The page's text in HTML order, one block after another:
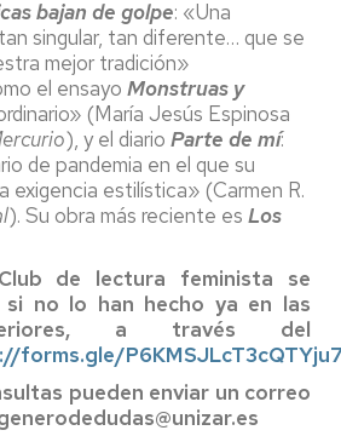
bajan de golpe: «Una
singular, tan diferente… que se
mejor tradición»
el ensayo Monstruas y
(María Jesús Espinosa
), y el diario Parte de mí:
de pandemia en el que su
exigencia estilística» (Carmen R.
). Su obra más reciente es Los
de lectura feminista se
si no lo han hecho ya en las
a través del
forms.gle/
pueden enviar un correo